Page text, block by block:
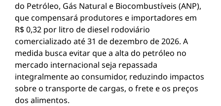
do Petróleo, Gás Natural e Biocombustíveis (ANP),
que compensará produtores e importadores em
R$ 0,32 por litro de diesel rodoviário
comercializado até 31 de dezembro de 2026. A
medida busca evitar que a alta do petróleo no
mercado internacional seja repassada
integralmente ao consumidor, reduzindo impactos
sobre o transporte de cargas, o frete e os preços
dos alimentos.